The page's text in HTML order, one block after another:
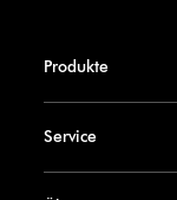
Produkte
Service